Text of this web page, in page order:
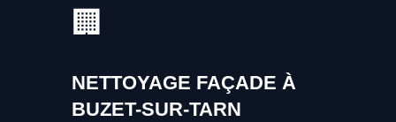
🏢
NETTOYAGE FAÇADE À
BUZET-SUR-TARN